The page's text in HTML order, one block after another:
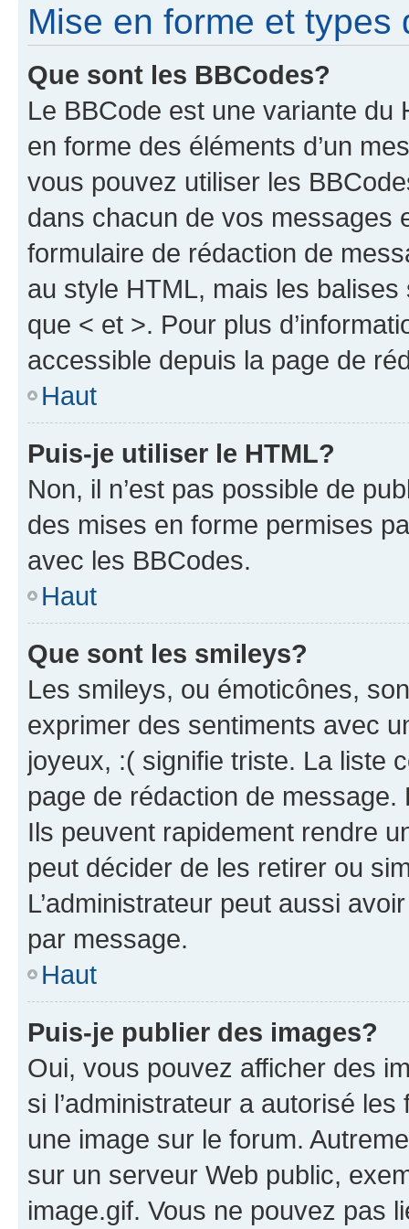
Mise en forme et types
Que sont les BBCodes?
Le BBCode est une variante du
en forme des éléments d’un
vous pouvez utiliser les
dans chacun de vos messages
formulaire de rédaction de
au style HTML, mais les
que < et >. Pour plus
accessible depuis la page de
Haut
Puis-je utiliser le HTML?
Non, il n’est pas possible de
des mises en forme permises
avec les BBCodes.
Haut
Que sont les smileys?
Les smileys, ou émoticônes,
exprimer des sentiments avec
joyeux, :( signifie triste. La liste
page de rédaction de
Ils peuvent rapidement rendre
peut décider de les retirer ou
L’administrateur peut aussi
par message.
Haut
Puis-je publier des images?
Oui, vous pouvez afficher des
si l’administrateur a autorisé
une image sur le forum.
sur un serveur Web public,
image.gif. Vous ne pouvez pas